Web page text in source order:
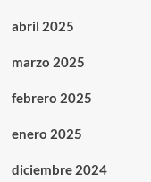
abril 2025
marzo 2025
febrero 2025
enero 2025
diciembre 2024